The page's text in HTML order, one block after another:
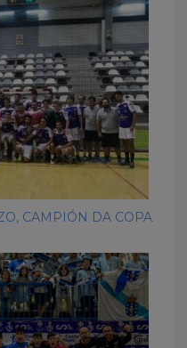
CAMPIÓN DA COPA